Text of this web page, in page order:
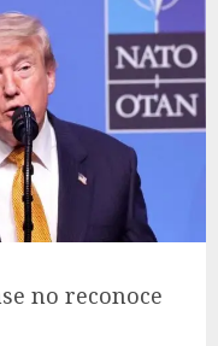
no reconoce